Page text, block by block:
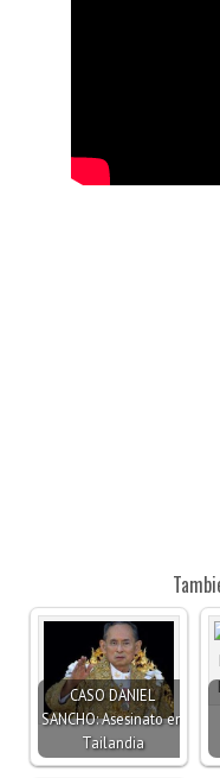
CASO DANIEL
SANCHO: Asesinato en
Tailandia